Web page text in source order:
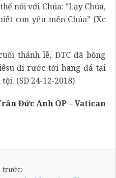
nói với Chúa: ”Lạy Chúa,
con yêu mến Chúa” (Xc
thánh lễ, ĐTC đã bồng
đi rước tới hang đá tại
(SD 24-12-2018)
Đức Anh OP – Vatican
trước: